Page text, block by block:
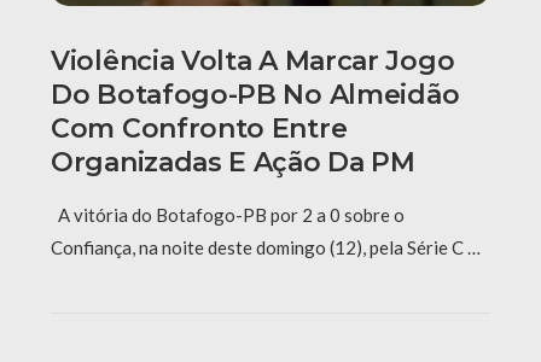
Violência Volta A Marcar Jogo
Do Botafogo-PB No Almeidão
Com Confronto Entre
Organizadas E Ação Da PM
A vitória do Botafogo-PB por 2 a 0 sobre o
Confiança, na noite deste domingo (12), pela Série C …